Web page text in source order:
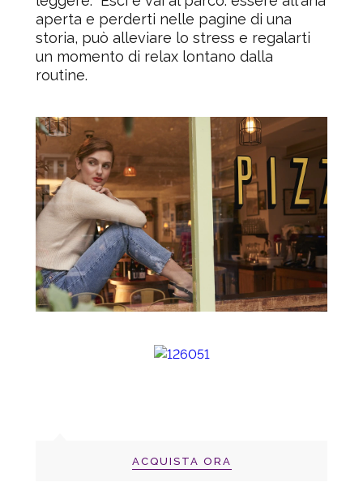
aperta e perderti nelle pagine di una
storia, può alleviare lo stress e regalarti
un momento di relax lontano dalla
routine.
ACQUISTA ORA